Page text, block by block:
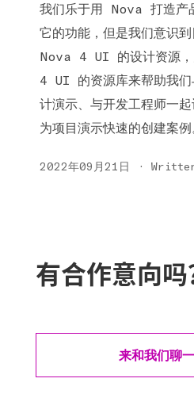
我们乐于用 Nova 打造产
它的功能，但是我们意识
Nova 4 UI 的设计资源，
4 UI 的资源库来帮助我们
计演示、与开发工程师一
为项目演示快速的创建案例
2022年09月21日 ·
有合作意向吗
来和我们聊